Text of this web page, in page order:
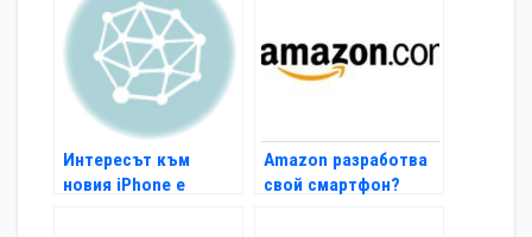
Интересът към
новия iPhone е
Amazon разработва
свой смартфон?